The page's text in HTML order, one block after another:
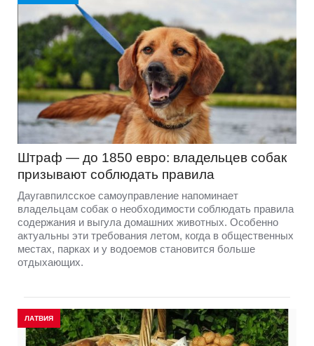
Штраф — до 1850 евро: владельцев собак
призывают соблюдать правила
Даугавпилсское самоуправление напоминает
владельцам собак о необходимости соблюдать правила
содержания и выгула домашних животных. Особенно
актуальны эти требования летом, когда в общественных
местах, парках и у водоемов становится больше
отдыхающих.
ЛАТВИЯ